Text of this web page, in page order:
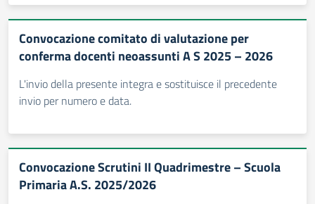
Convocazione comitato di valutazione per
conferma docenti neoassunti A S 2025 – 2026
L'invio della presente integra e sostituisce il precedente
invio per numero e data.
Convocazione Scrutini II Quadrimestre – Scuola
Primaria A.S. 2025/2026